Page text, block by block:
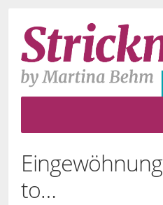
Eingewöhnung
to…